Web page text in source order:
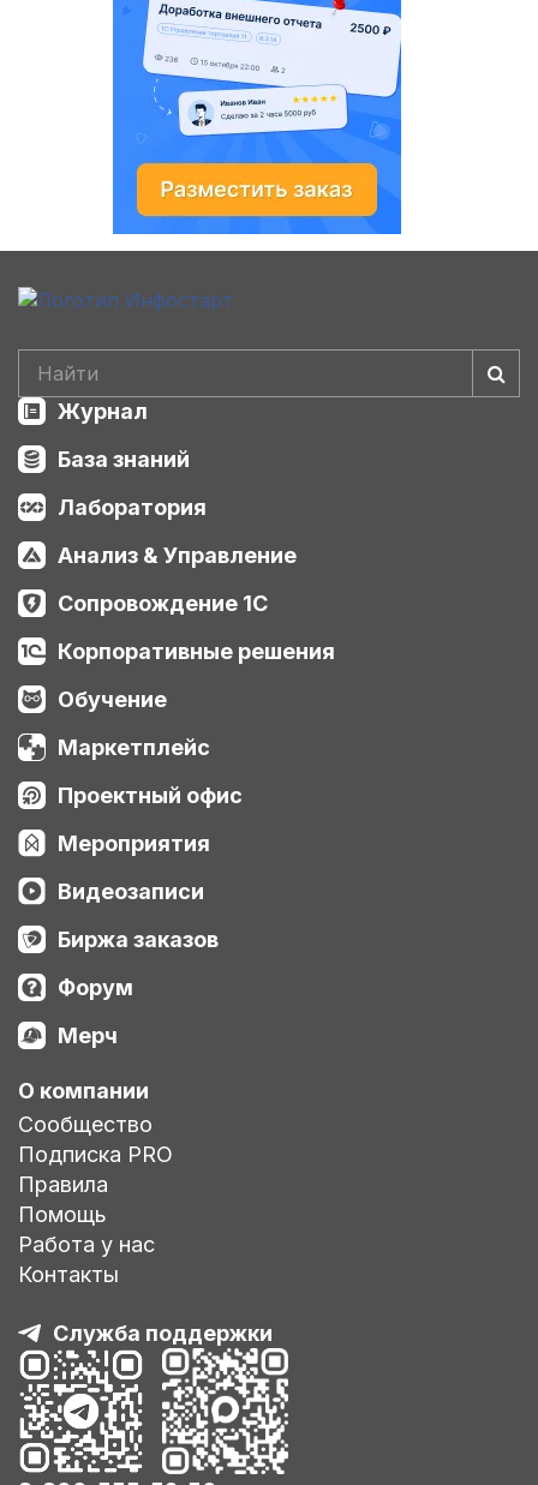
Журнал
База знаний
Лаборатория
Анализ & Управление
Сопровождение 1С
Корпоративные решения
Обучение
Маркетплейс
Проектный офис
Мероприятия
Видеозаписи
Биржа заказов
Форум
Мерч
О компании
Сообщество
Подписка PRO
Правила
Помощь
Работа у нас
Контакты
Служба поддержки